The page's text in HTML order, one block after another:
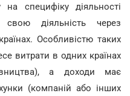
специфіку діяльності
діяльність через
Особливістю таких
витрати в одних країнах
а доходи має
(компаній або інших